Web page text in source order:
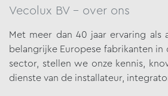
Vecolux BV - over ons
Met meer dan 40 jaar ervaring als
belangrijke Europese fabrikanten
sector, stellen we onzekennis,
dienste van de installateur,